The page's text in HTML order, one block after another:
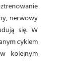
nerwowy
się. W
cyklem
kolejnym